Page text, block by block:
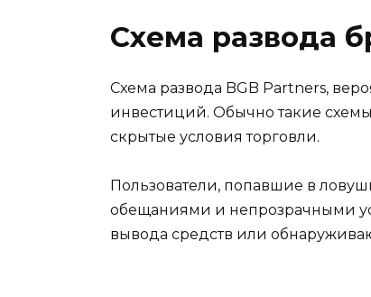
Схема развода
Схема развода BGB Partners,
инвестиций. Обычно такие
скрытые условия торговли.
Пользователи, попавшие в
обещаниями и непрозрачными
вывода средств или